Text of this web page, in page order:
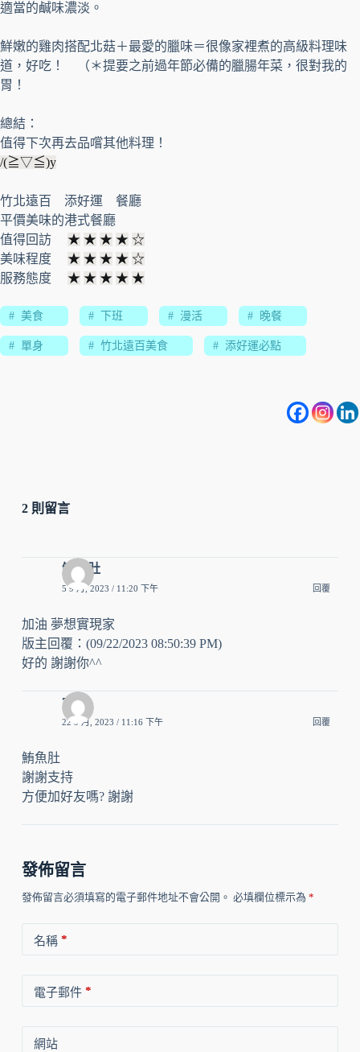
適當的鹹味濃淡。
鮮嫩的雞肉搭配北菇＋最愛的臘味＝很像家裡煮的高級料理味
道，好吃！ （＊提要之前過年節必備的臘腸年菜，很對我的
胃！
總結：
值得下次再去品嚐其他料理！
/(≧▽≦)y
竹北遠百 添好運 餐廳
平價美味的港式餐廳
值得回訪 ★ ★ ★ ★ ☆
美味程度 ★ ★ ★ ★ ☆
服務態度 ★ ★ ★ ★ ★
# 美食 # 下班 # 漫活 # 晚餐
# 單身 # 竹北遠百美食 # 添好運必點
2 則留言
鮪魚肚
5 9 月, 2023 / 11:20 下午 回覆
加油 夢想實現家
版主回覆：(09/22/2023 08:50:39 PM)
好的 謝謝你^^
7月
22 9 月, 2023 / 11:16 下午 回覆
鮪魚肚
謝謝支持
方便加好友嗎? 謝謝
發佈留言
發佈留言必須填寫的電子郵件地址不會公開。 必填欄位標示為 *
名稱 *
電子郵件*
網站